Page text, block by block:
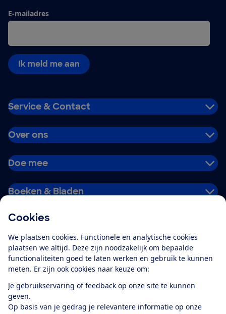
Cookies
We plaatsen cookies. Functionele en analytische cookies
plaatsen we altijd. Deze zijn noodzakelijk om bepaalde
functionaliteiten goed te laten werken en gebruik te kunnen
meten. Er zijn ook cookies naar keuze om:
Je gebruikservaring of feedback op onze site te kunnen
geven.
Op basis van je gedrag je relevantere informatie op onze
E-mailadres
Ik meld me aan
Service & Contact
Over ons
Doe mee
Boeken & Bladen
Alles over de
app